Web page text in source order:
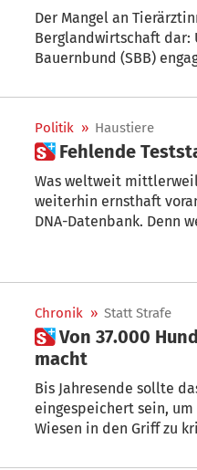
Der Mangel an
Berglandwirtschaft dar:
Bauernbund (SBB)
Politik » Haustiere
 Fehlende
Was weltweit
weiterhin ernsthaft
DNA-Datenbank. Denn
Chronik » Statt Strafe
 Von 37.000 Hunden fehlt der DNA-Abstrich: Was das Land jetzt
macht
Bis Jahresende sollte das
eingespeichert sein,
Wiesen in den Griff zu kriegen.